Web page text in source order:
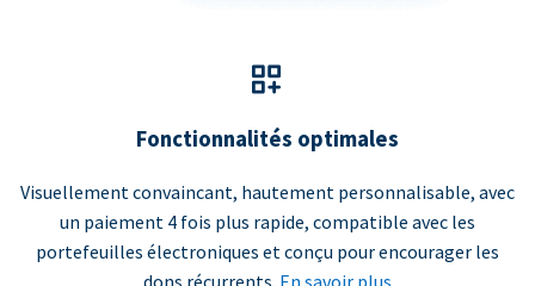
Fonctionnalités optimales
Visuellement convaincant, hautement personnalisable, avec
un paiement 4 fois plus rapide, compatible avec les
portefeuilles électroniques et conçu pour encourager les